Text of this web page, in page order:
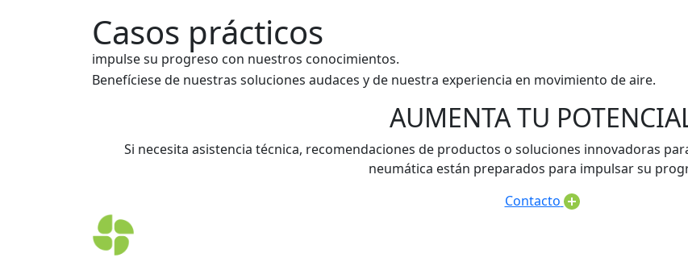
Casos prácticos
impulse su progreso con nuestros conocimientos.
Benefíciese de nuestras soluciones audaces y de nuestra experiencia en movimiento de aire.
AUMENTA TU
Si necesita asistencia técnica, recomendaciones de productos o soluciones innovadoras
neumática están preparados para impulsar su
Contacto